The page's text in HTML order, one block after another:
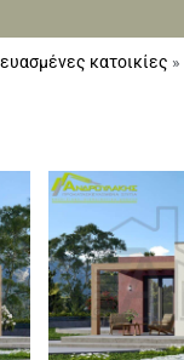
κατοικίες »